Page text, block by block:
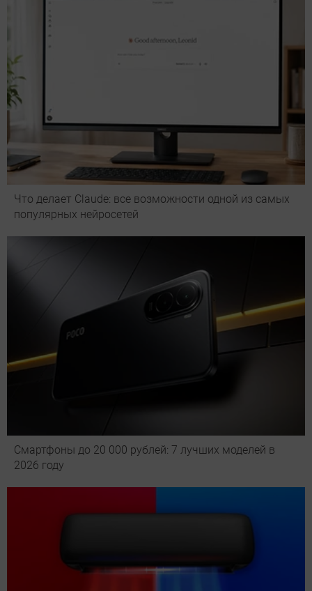
Что делает Сlaude: все возможности одной из самых
популярных нейросетей
Смартфоны до 20 000 рублей: 7 лучших моделей в
2026 году